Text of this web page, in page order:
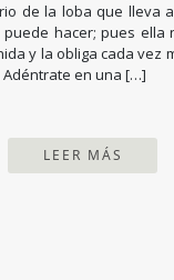
de la loba que lleva
hacer; pues ella
y la obliga cada vez
Adéntrate en una […]
LEER MÁS